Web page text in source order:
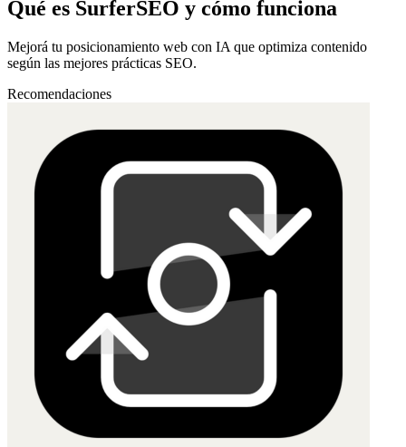
Qué es SurferSEO y cómo funciona
Mejorá tu posicionamiento web con IA que optimiza contenido
según las mejores prácticas SEO.
Recomendaciones